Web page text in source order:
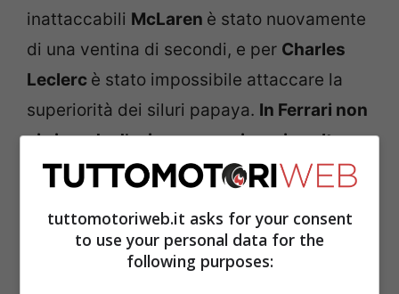
inattaccabili McLaren è stato nuovamente
di una ventina di secondi, e per Charles
Leclerc è stato impossibile attaccare la
superiorità dei siluri papaya. In Ferrari non
ci si perde d’animo e sono in arrivo altre
importanti novità, nel tentativo di
della SF-25, una monoposto che si è
dimostrata competitiva solo a sprazzi. In
tuttomotoriweb.it asks for your consent
to use your personal data for the
following purposes: